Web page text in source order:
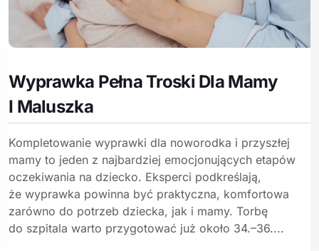
Wyprawka Pełna Troski Dla Mamy
I Maluszka
Kompletowanie wyprawki dla noworodka i przyszłej
mamy to jeden z najbardziej emocjonujących etapów
oczekiwania na dziecko. Eksperci podkreślają,
że wyprawka powinna być praktyczna, komfortowa
zarówno do potrzeb dziecka, jak i mamy. Torbę
do szpitala warto przygotować już około 34.–36....